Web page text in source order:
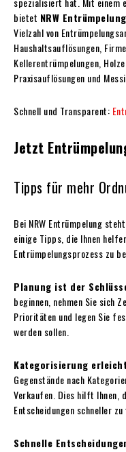
bietet NRW Entrümpelung
Vielzahl von
Haushaltsauflösungen,
Kellerentrümpelungen,
Praxisauflösungen und
Schnell und Transparent:
Jetzt
Tipps für mehr
Bei NRW Entrümpelung
einige Tipps, die Ihnen
Entrümpelungsprozess zu
Planung ist der
beginnen, nehmen Sie sich
Prioritäten und legen Sie
werden sollen.
Kategorisierung
Gegenstände nach
Verkaufen. Dies hilft Ihnen,
Entscheidungen schneller
Schnelle